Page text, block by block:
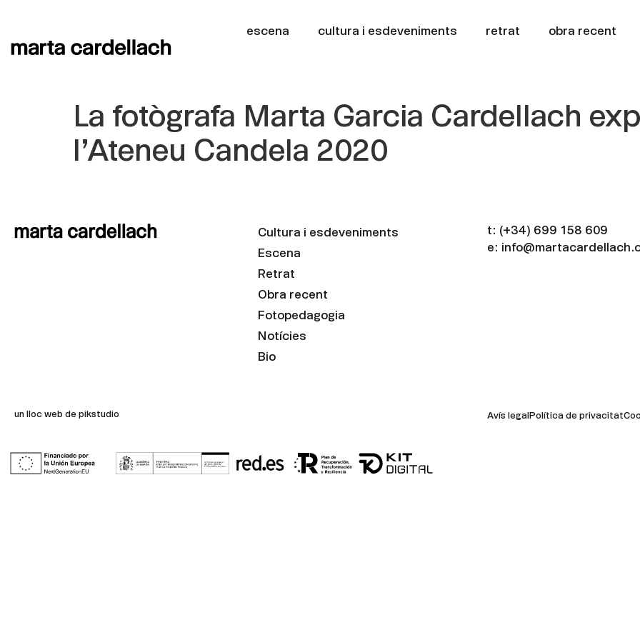
escena cultura i esdeveniments retrat obra recent
La fotògrafa Marta Garcia Cardellach
l’Ateneu Candela 2020
Cultura i esdeveniments
Escena
Retrat
Obra recent
Fotopedagogia
Notícies
Bio
t: (+34) 699 158 609
e:
un lloc web de pikstudio Avís legalPolítica de privacitat